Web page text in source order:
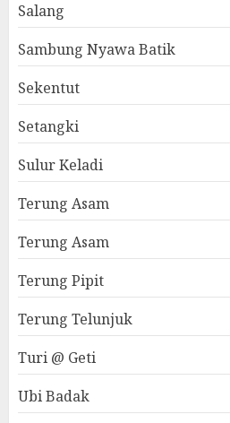
Salang
Sambung Nyawa Batik
Sekentut
Setangki
Sulur Keladi
Terung Asam
Terung Asam
Terung Pipit
Terung Telunjuk
Turi @ Geti
Ubi Badak